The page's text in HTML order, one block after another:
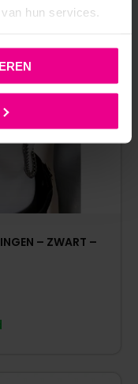
hun services.
– ZWART –